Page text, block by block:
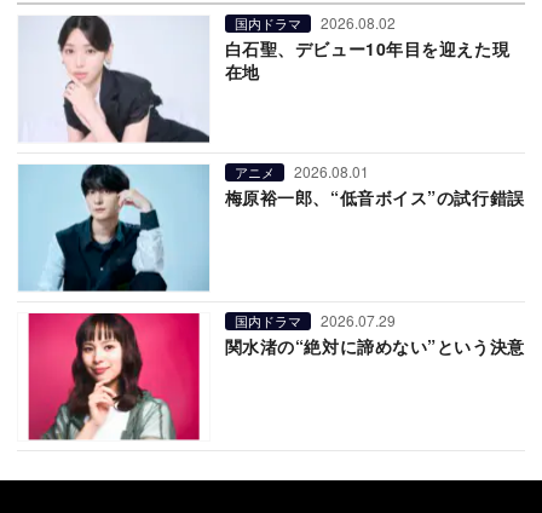
国内ドラマ 2026.08.02
白石聖、デビュー10年目を迎えた現
在地
アニメ 2026.08.01
梅原裕一郎、“低音ボイス”の試行錯誤
国内ドラマ 2026.07.29
関水渚の“絶対に諦めない”という決意